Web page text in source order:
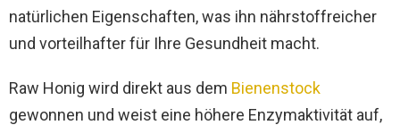
natürlichen Eigenschaften, was ihn nährstoffreicher
und vorteilhafter für Ihre Gesundheit macht.
Raw Honig wird direkt aus dem Bienenstock
gewonnen und weist eine höhere Enzymaktivität auf,